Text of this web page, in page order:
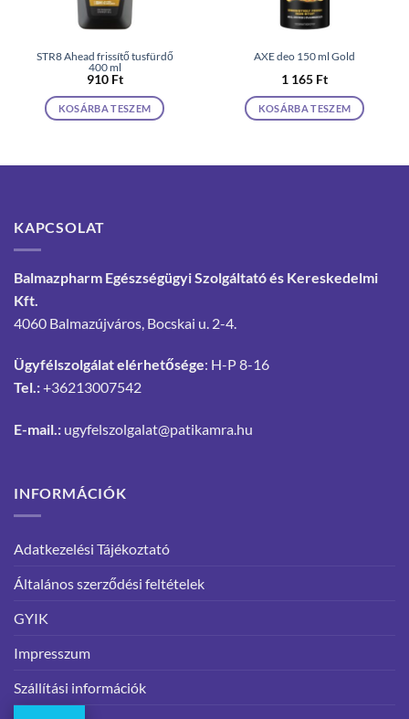
STR8 Ahead frissítő tusfürdő
400 ml
910 Ft
KOSÁRBA TESZEM
AXE deo 150 ml Gold
1 165 Ft
KOSÁRBA TESZEM
KAPCSOLAT
Balmazpharm Egészségügyi Szolgáltató és Kereskedelmi
Kft.
4060 Balmazújváros, Bocskai u. 2-4.
Ügyfélszolgálat elérhetősége: H-P 8-16
Tel.:+36213007542
E-mail.: ugyfelszolgalat@patikamra.hu
INFORMÁCIÓK
Adatkezelési Tájékoztató
Általános szerződési feltételek
GYIK
Impresszum
Szállítási információk